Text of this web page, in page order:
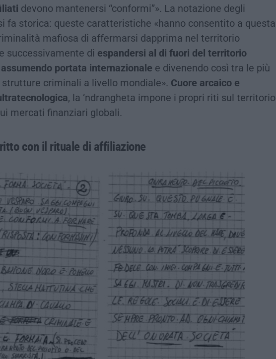
devono mantenersi “conformi”». La notazione degli
fa storica: queste caratteristiche «hanno consentito a questa
mafiosa di affermarsi dapprima nel territorio
successivamente di espandersi al di fuori del territorio
portata internazionale e divenendo così tra le più
criminali a livello mondiale». Cuore arcaico e
, la ‘ndrangheta impone i propri riti sul territorio
mercati finanziari globali.
con il rituale di affiliazione